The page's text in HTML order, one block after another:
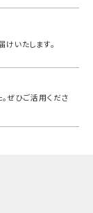
けいたします。
ぜひご活用くださ